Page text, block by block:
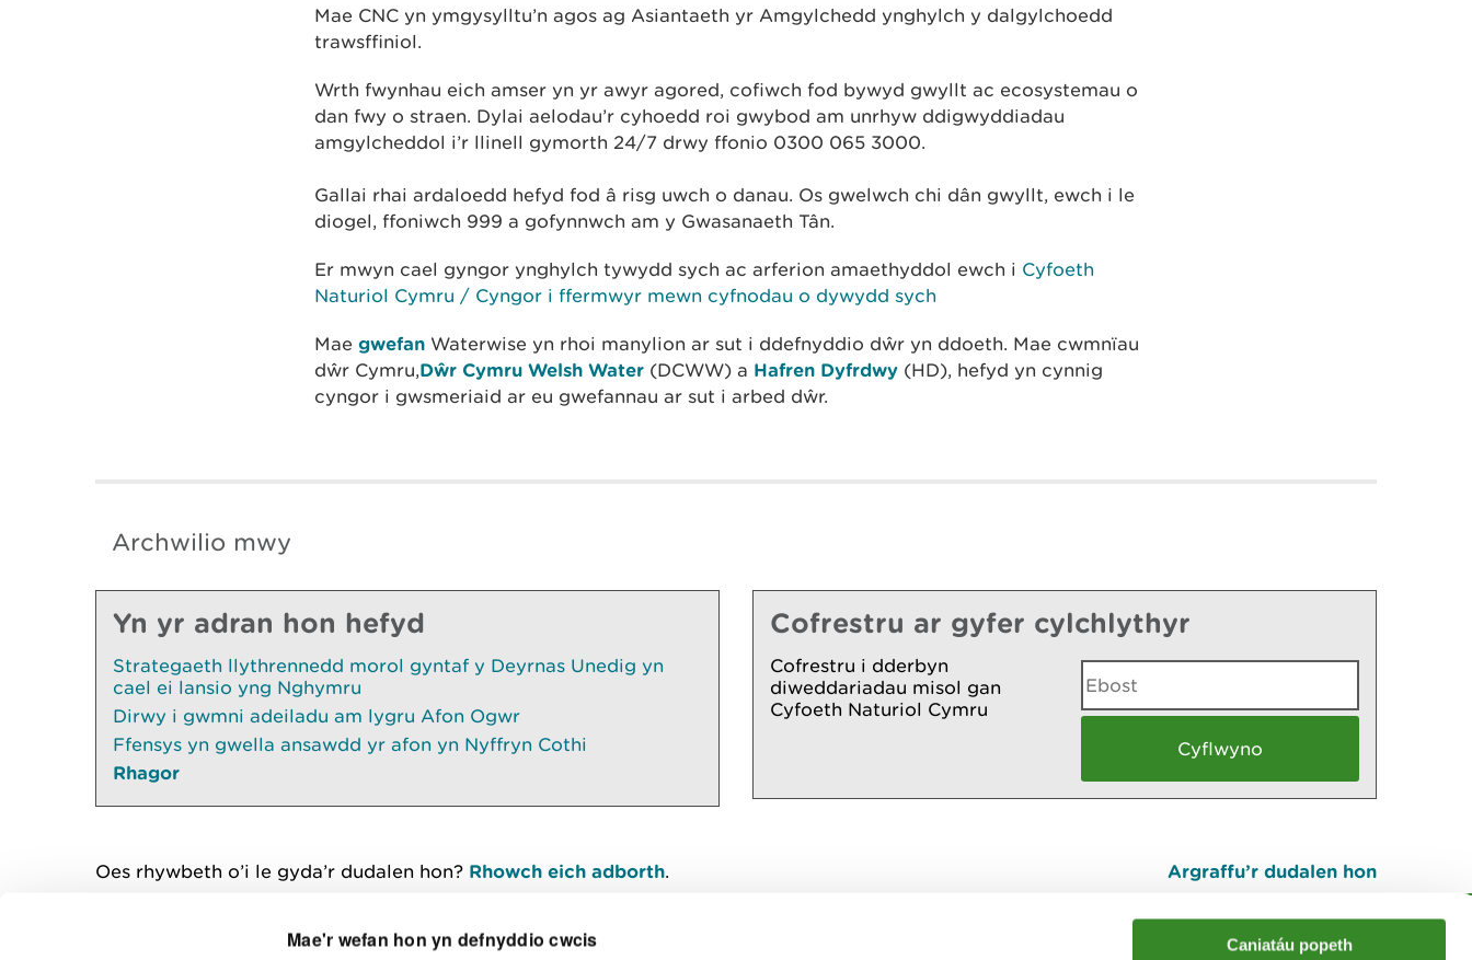
Mae'r wefan hon yn defnyddio cwcis Caniatáu popeth
Mae CNC yn ymgysylltu’n agos ag Asiantaeth yr Amgylchedd ynghylch y dalgylchoedd
trawsffiniol.
Wrth fwynhau eich amser yn yr awyr agored, cofiwch fod bywyd gwyllt ac ecosystemau o
dan fwy o straen. Dylai aelodau’r cyhoedd roi gwybod am unrhyw ddigwyddiadau
amgylcheddol i’r llinell gymorth 24/7 drwy ffonio 0300 065 3000.
Gallai rhai ardaloedd hefyd fod â risg uwch o danau. Os gwelwch chi dân gwyllt, ewch i le
diogel, ffoniwch 999 a gofynnwch am y Gwasanaeth Tân.
Er mwyn cael gyngor ynghylch tywydd sych ac arferion amaethyddol ewch i Cyfoeth
Naturiol Cymru / Cyngor i ffermwyr mewn cyfnodau o dywydd sych
Mae gwefan Waterwise yn rhoi manylion ar sut i ddefnyddio dŵr yn ddoeth. Mae cwmnïau
dŵr Cymru,Dŵr Cymru Welsh Water (DCWW) a Hafren Dyfrdwy (HD), hefyd yn cynnig
cyngor i gwsmeriaid ar eu gwefannau ar sut i arbed dŵr.
Archwilio mwy
Yn yr adran hon hefyd
Strategaeth llythrennedd morol gyntaf y Deyrnas Unedig yn
cael ei lansio yng Nghymru
Dirwy i gwmni adeiladu am lygru Afon Ogwr
Ffensys yn gwella ansawdd yr afon yn Nyffryn Cothi
Rhagor
Cofrestru ar gyfer cylchlythyr
Cofrestru i dderbyn
diweddariadau misol gan
Cyfoeth Naturiol Cymru
Oes rhywbeth o’i le gyda’r dudalen hon? Rhowch eich adborth. Argraffu’r dudalen hon
I fyny